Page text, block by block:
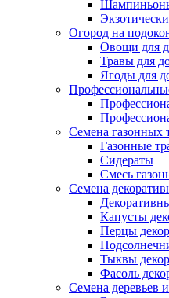
Огород на
Овощи для
Травы для
Ягоды для
Семена газонных
Газонные
Сидераты
Смесь
Семена
Капусты
Перцы
Тыквы
Фасоль
Семена деревьев